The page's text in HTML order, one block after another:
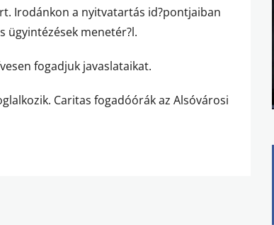
Irodánkon a nyitvatartás id?pontjaiban
ügyintézések menetér?l.
fogadjuk javaslataikat.
Caritas fogadóórák az Alsóvárosi